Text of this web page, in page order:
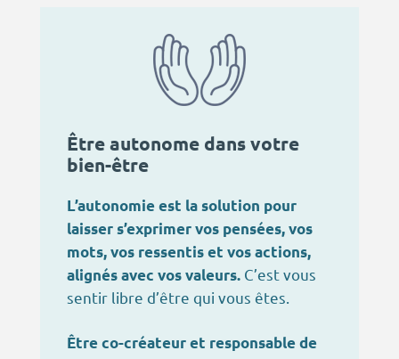
Être autonome dans votre
bien-être
L’autonomie est la solution pour
laisser s’exprimer vos pensées, vos
mots, vos ressentis et vos actions,
alignés avec vos valeurs. C’est vous
sentir libre d’être qui vous êtes.
Être co-créateur et responsable de